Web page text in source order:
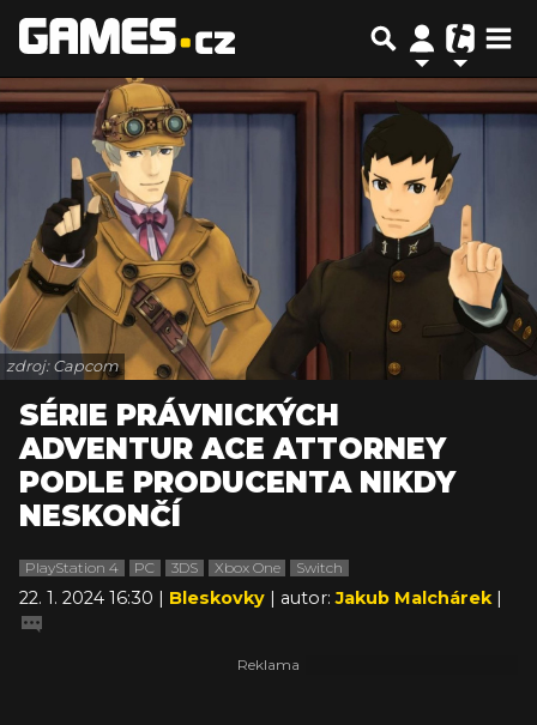
zdroj: Capcom
SÉRIE PRÁVNICKÝCH
ADVENTUR ACE ATTORNEY
PODLE PRODUCENTA NIKDY
NESKONČÍ
PlayStation 4 PC 3DS Xbox One Switch
22. 1. 2024 16:30 | Bleskovky | autor:Jakub Malchárek |